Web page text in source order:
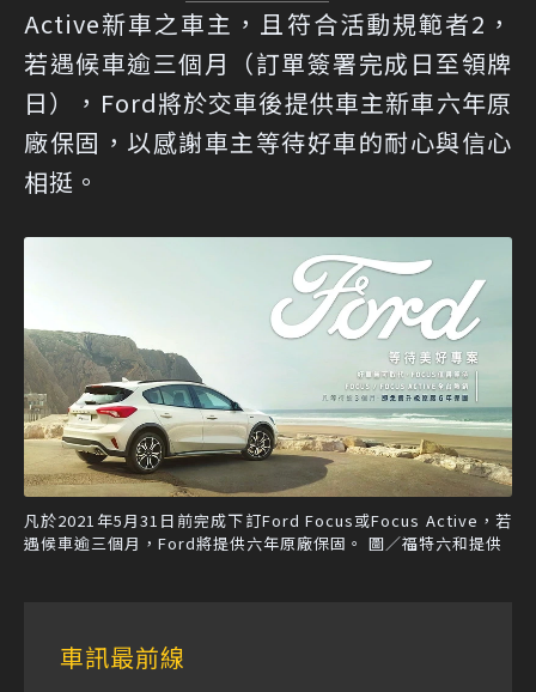
Active新車之車主，且符合活動規範者2，
若遇候車逾三個月（訂單簽署完成日至領牌
日），Ford將於交車後提供車主新車六年原
廠保固，以感謝車主等待好車的耐心與信心
相挺。
凡於2021年5月31日前完成下訂Ford Focus或Focus Active，若
遇候車逾三個月，Ford將提供六年原廠保固。 圖／福特六和提供
車訊最前線